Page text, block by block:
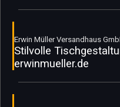
Erwin Müller Versandhaus
Stilvolle
erwinmueller.de